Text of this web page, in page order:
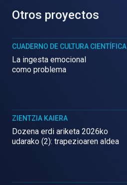
Otros proyectos
CUADERNO DE CULTURA CIENTÍFICA
La ingesta emocional
como problema
ZIENTZIA KAIERA
Dozena erdi ariketa 2026ko
udarako (2): trapezioaren aldea